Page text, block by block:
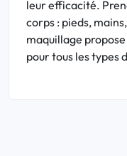
leur efficacité.
corps : pieds,
maquillage
pour tous les types